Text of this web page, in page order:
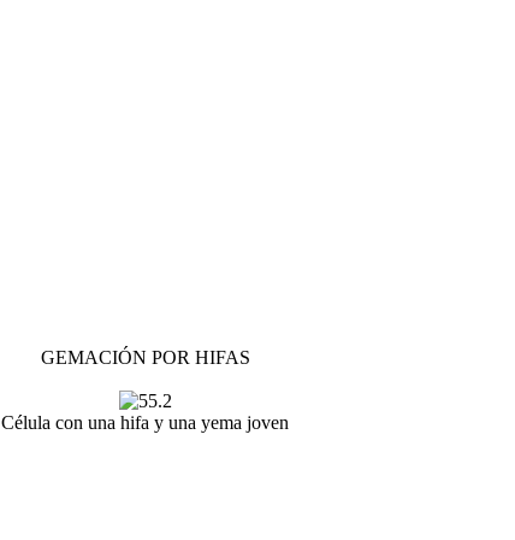
GEMACIÓN POR HIFAS
Célula con una hifa y una yema joven